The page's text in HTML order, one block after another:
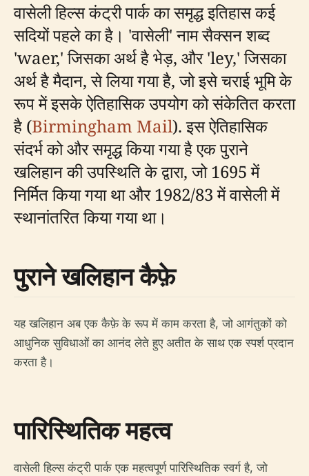
वासेली हिल्स कंट्री पार्क का समृद्ध इतिहास कई
सदियों पहले का है। 'वासेली' नाम सैक्सन शब्द
'waer,' जिसका अर्थ है भेड़, और 'ley,' जिसका
अर्थ है मैदान, से लिया गया है, जो इसे चराई भूमि के
रूप में इसके ऐतिहासिक उपयोग को संकेतित करता
है (Birmingham Mail). इस ऐतिहासिक
संदर्भ को और समृद्ध किया गया है एक पुराने
खलिहान की उपस्थिति के द्वारा, जो 1695 में
निर्मित किया गया था और 1982/83 में वासेली में
स्थानांतरित किया गया था।
पुराने खलिहान कैफ़े
यह खलिहान अब एक कैफ़े के रूप में काम करता है, जो आगंतुकों को
आधुनिक सुविधाओं का आनंद लेते हुए अतीत के साथ एक स्पर्श प्रदान
करता है।
पारिस्थितिक महत्व
वासेली हिल्स कंट्री पार्क एक महत्वपूर्ण पारिस्थितिक स्वर्ग है, जो